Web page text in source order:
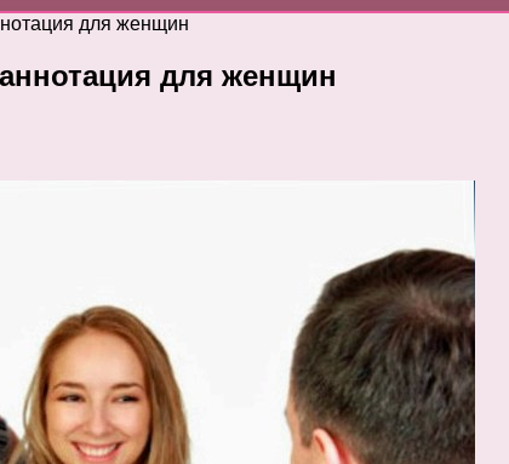
для женщин
для женщин